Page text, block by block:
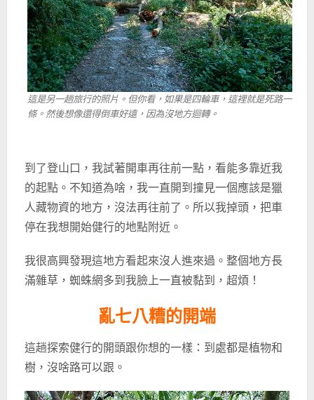
這是另一趟旅行的照片。但你看，如果是四輪車，這裡就是死路一
條。然後想像還得倒車好遠，因為沒地方迴轉。
到了登山口，我試著開車再往前一點，看能多靠近我
的起點。不知道為啥，我一直開到撞見一個應該是獵
人藏物資的地方，沒法再往前了。所以我掉頭，把車
停在我想開始健行的地點附近。
我很高興發現這地方看起來沒人進來過。整個地方長
滿雜草，蜘蛛網多到我臉上一直被黏到，超煩！
亂七八糟的開端
這趟探索健行的開頭跟你想的一樣：到處都是植物和
樹，沒啥路可以跟。